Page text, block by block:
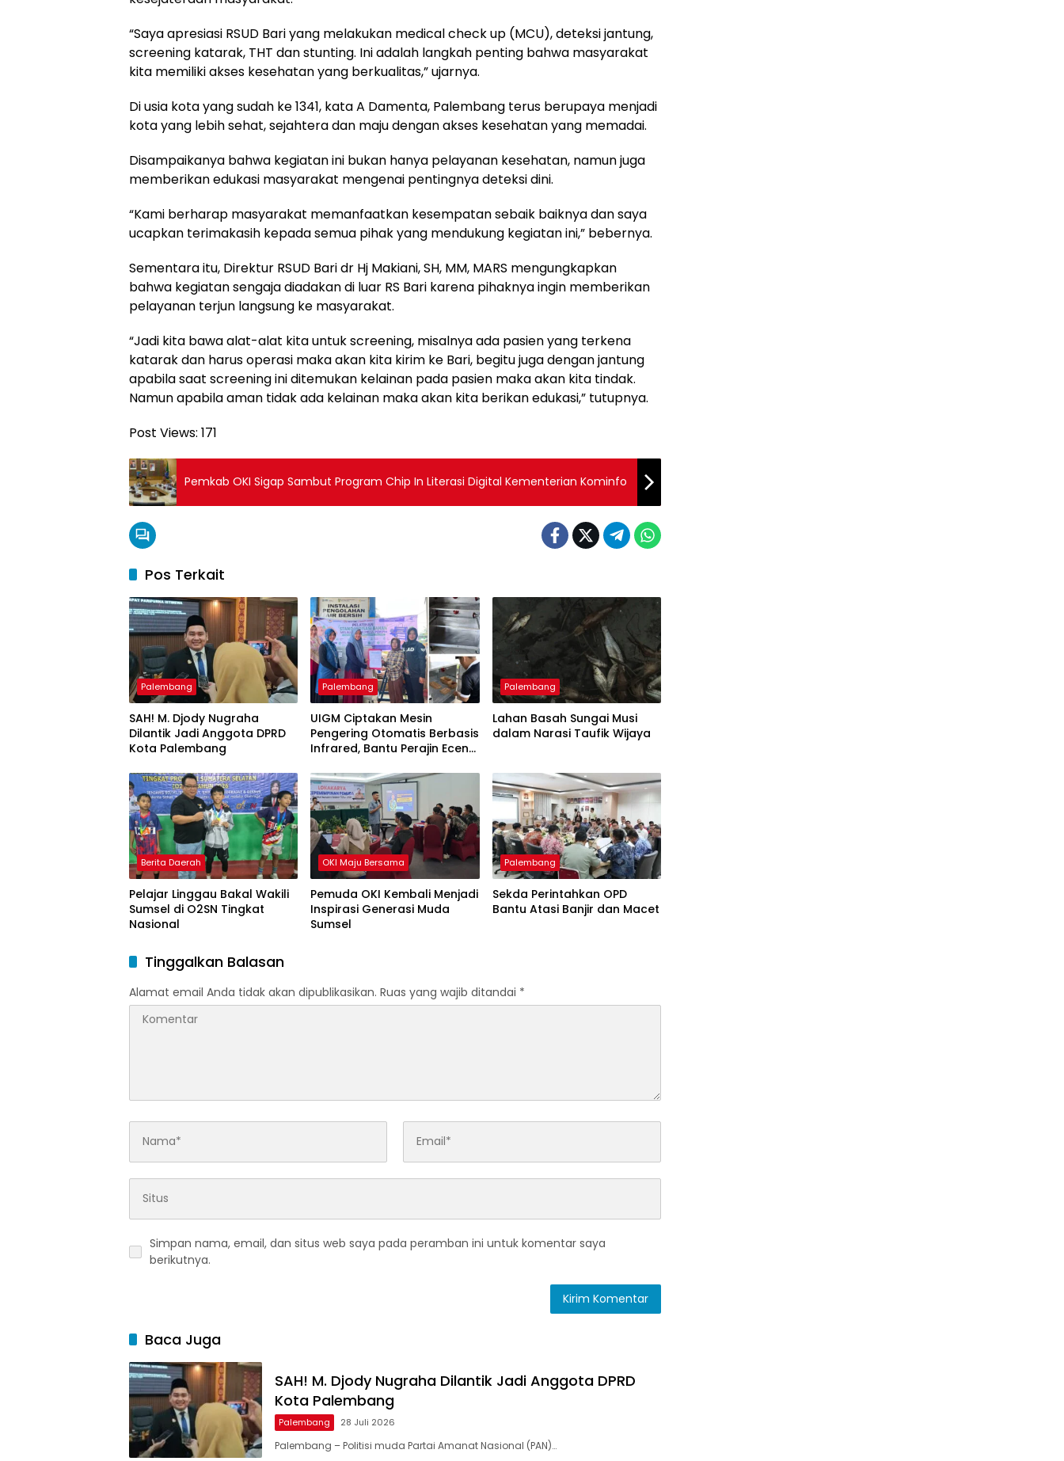
“Saya apresiasi RSUD Bari yang melakukan medical check up (MCU), deteksi jantung,
screening katarak, THT dan stunting. Ini adalah langkah penting bahwa masyarakat
kita memiliki akses kesehatan yang berkualitas,” ujarnya.
Di usia kota yang sudah ke 1341, kata A Damenta, Palembang terus berupaya menjadi
kota yang lebih sehat, sejahtera dan maju dengan akses kesehatan yang memadai.
Disampaikanya bahwa kegiatan ini bukan hanya pelayanan kesehatan, namun juga
memberikan edukasi masyarakat mengenai pentingnya deteksi dini.
“Kami berharap masyarakat memanfaatkan kesempatan sebaik baiknya dan saya
ucapkan terimakasih kepada semua pihak yang mendukung kegiatan ini,” bebernya.
Sementara itu, Direktur RSUD Bari dr Hj Makiani, SH, MM, MARS mengungkapkan
bahwa kegiatan sengaja diadakan di luar RS Bari karena pihaknya ingin memberikan
pelayanan terjun langsung ke masyarakat.
“Jadi kita bawa alat-alat kita untuk screening, misalnya ada pasien yang terkena
katarak dan harus operasi maka akan kita kirim ke Bari, begitu juga dengan jantung
apabila saat screening ini ditemukan kelainan pada pasien maka akan kita tindak.
Namun apabila aman tidak ada kelainan maka akan kita berikan edukasi,” tutupnya.
Post Views: 171
Pemkab OKI Sigap Sambut Program Chip In Literasi Digital Kementerian Kominfo
Pos Terkait
Palembang
SAH! M. Djody Nugraha
Dilantik Jadi Anggota DPRD
Kota Palembang
Palembang
UIGM Ciptakan Mesin
Pengering Otomatis Berbasis
Infrared, Bantu Perajin Eceng
Palembang
Lahan Basah Sungai Musi
dalam Narasi Taufik Wijaya
Berita Daerah
Pelajar Linggau Bakal Wakili
Sumsel di O2SN Tingkat
Nasional
OKI Maju Bersama
Pemuda OKI Kembali Menjadi
Inspirasi Generasi Muda
Sumsel
Palembang
Sekda Perintahkan OPD
Bantu Atasi Banjir dan Macet
Tinggalkan Balasan
Alamat email Anda tidak akan dipublikasikan. Ruas yang wajib ditandai *
Simpan nama, email, dan situs web saya pada peramban ini untuk komentar saya
berikutnya.
Baca Juga
SAH! M. Djody Nugraha Dilantik Jadi Anggota DPRD
Kota Palembang
Palembang 28 Juli 2026
Palembang – Politisi muda Partai Amanat Nasional (PAN)…